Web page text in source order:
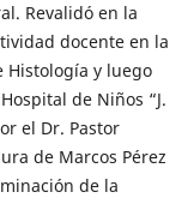
Revalidó en la
docente en la
Histología y luego
de Niños “J.
el Dr. Pastor
de Marcos Pérez
de la